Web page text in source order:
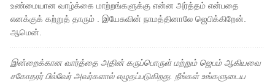
உண்மையான வாழ்க்கை மாற்றங்களுக்கு என்ன அர்த்தம் என்பதை
எனக்குக் கற்றுத் தாரும் . இயேசுவின் நாமத்தினாலே ஜெபிக்கிறேன்.
ஆமென்.
இன்றைக்கான வார்த்தை அதின் கருப்பொருள் மற்றும் ஜெபம் ஆகியவை
சகோதரர் பில்வேர் அவர்களால் எழுதப்படுகிறது. நீங்கள் உங்களுடைய